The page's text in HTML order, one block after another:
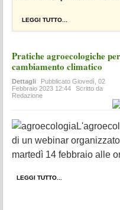
LEGGI TUTTO...
Pratiche agroecologiche
cambiamento climatico
Dettagli Pubblicato Giovedì, 02
Febbraio 2023 12:44
Scritto da
Redazione
di un webinar
martedì 14 febbraio alle
LEGGI TUTTO...